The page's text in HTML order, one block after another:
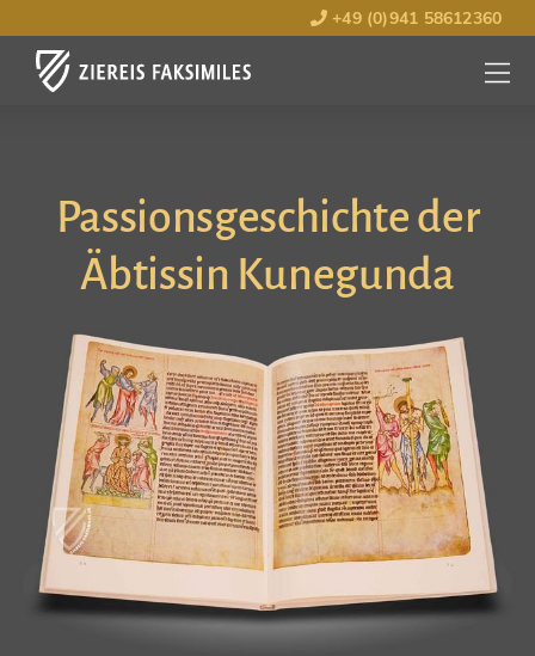
+49 (0)941 58612360
MENÜ
Passionsgeschichte der
Äbtissin Kunegunda